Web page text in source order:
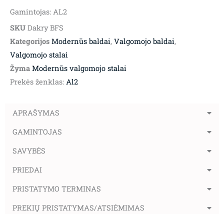
Gamintojas: AL2
SKU Dakry BFS
Kategorijos Modernūs baldai, Valgomojo baldai,
Valgomojo stalai
Žyma Modernūs valgomojo stalai
Prekės ženklas: Al2
APRAŠYMAS
GAMINTOJAS
SAVYBĖS
PRIEDAI
PRISTATYMO TERMINAS
PREKIŲ PRISTATYMAS/ATSIĖMIMAS